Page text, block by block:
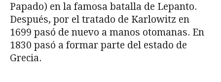
Papado) en la famosa batalla de Lepanto.
Después, por el tratado de Karlowitz en
1699 pasó de nuevo a manos otomanas. En
1830 pasó a formar parte del estado de
Grecia.